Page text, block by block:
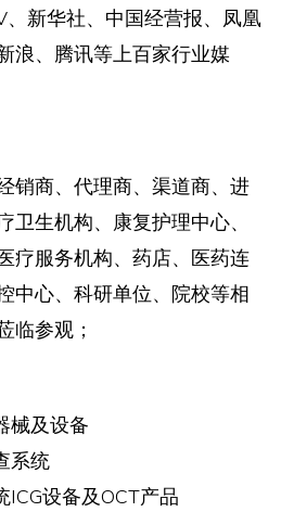
、新华社、中国经营报、凤凰
浪、腾讯等上百家行业媒
销商、代理商、渠道商、进
卫生机构、康复护理中心、
疗服务机构、药店、医药连
中心、科研单位、院校等相
临参观；
械及设备
系统
ICG设备及OCT产品